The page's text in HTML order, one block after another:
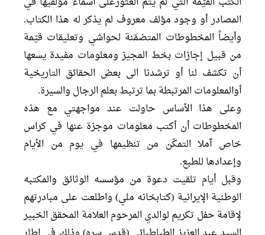
المصادر أو وجود مؤلف معروف لم يذکر له هذا الکتاب.
وأيضاً المخطوطات المتضمّنة لحواشي وتعليقات قيّمة
من قبيل إجازات بخط المجيز ومعلومات مفيدة يسعها
أن تكشف لنا أو ترشدنا الى بعض الحقائق التاريخية
أوالمعلومات المرتبطة بما ترتبط بعلم الرجال والسيرة.
وعلى هذا الأساس حاولت عند مواجهتي مع هذه
المخطوطات أن أكتب معلومات موجزة عنها في كراس
خاص آملا التمكّن من تنظيمها في يوم من الأيام
وإعدادها للطبع.
وقبل أيام تلقيت دعوة من مؤسسه الوثائق والمکتبه
الوطنية الإيرانية (کتابخانه ملي) واطلعت على مبادرتهم
لإقامة حفل تكريم لوالدي المرحوم العلامة المحقق الخبير